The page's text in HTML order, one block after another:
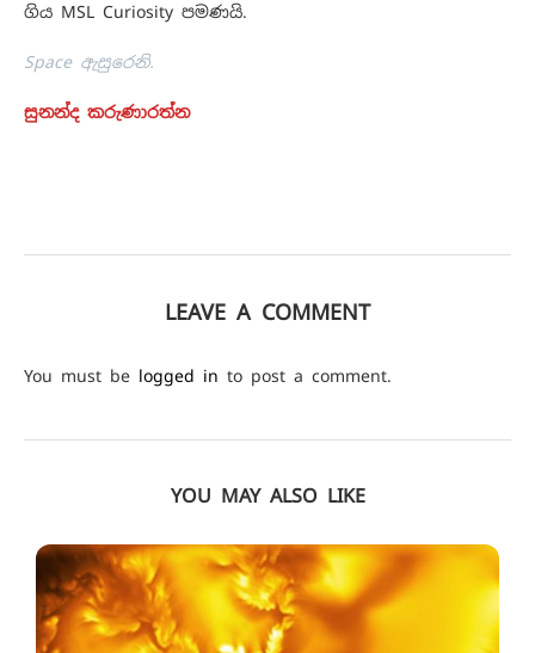
ගිය MSL Curiosity පමණයි.
Space ඇසුරෙනි.
සුනන්ද කරුණාරත්න
LEAVE A COMMENT
You must be logged in to post a comment.
YOU MAY ALSO LIKE